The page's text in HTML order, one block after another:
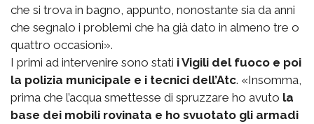
che si trova in bagno, appunto, nonostante sia da anni
che segnalo i problemi che ha già dato in almeno tre o
quattro occasioni».
I primi ad intervenire sono stati i Vigili del fuoco e poi
la polizia municipale e i tecnici dell’Atc. «Insomma,
prima che l’acqua smettesse di spruzzare ho avuto la
base dei mobili rovinata e ho svuotato gli armadi